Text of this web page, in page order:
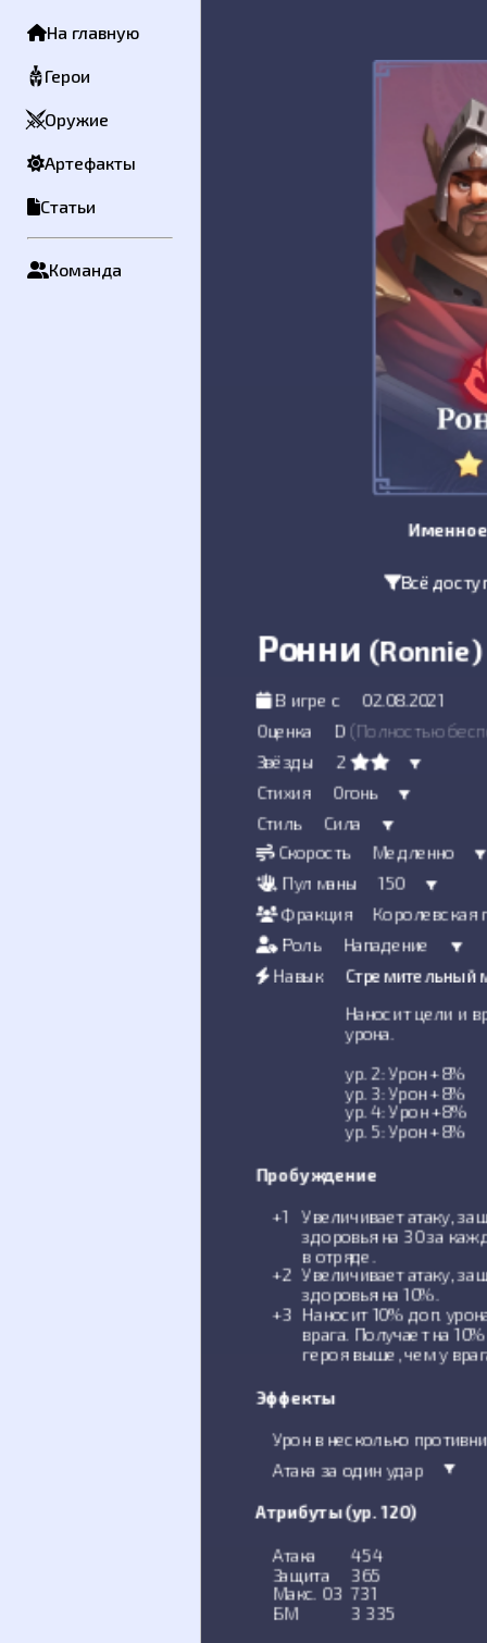
На главную
Герои
Оружие
Артефакты
Статьи
Команда
Контактная информация
Сообщение
Всё
Ронни (Ronnie)
В игре с
02.08.2021
Оценка
D (Полностью
Звёзды
2
Стихия
Огонь
Стиль
Сила
Скорость
Медленно
Пул маны
150
Фракция
Королевская
Роль
Нападение
Навык
Стремительный
Наносит цели и
урона.
ур. 2: Урон +8%
ур. 3: Урон +8%
ур. 4: Урон +8%
ур. 5: Урон +8%
Пробуждение
+1
Увеличивает атаку,
здоровья на 30 за
в отряде.
+2 Увеличивает атаку,
здоровья на 10%.
+3 Наносит 10% доп.
врага. Получает на
героя выше, чем у
Эффекты
Урон в несколько
Атака за один удар
Атрибуты (ур. 120)
Атака
454
Защита
365
Макс. ОЗ 731
БМ
3 335